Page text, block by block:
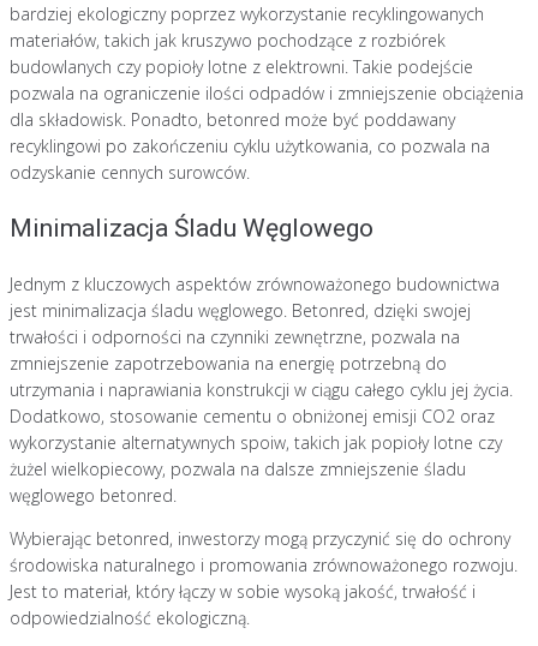
bardziej ekologiczny poprzez wykorzystanie recyklingowanych
materiałów, takich jak kruszywo pochodzące z rozbiórek
budowlanych czy popioły lotne z elektrowni. Takie podejście
pozwala na ograniczenie ilości odpadów i zmniejszenie obciążenia
dla składowisk. Ponadto, betonred może być poddawany
recyklingowi po zakończeniu cyklu użytkowania, co pozwala na
odzyskanie cennych surowców.
Minimalizacja Śladu Węglowego
Jednym z kluczowych aspektów zrównoważonego budownictwa
jest minimalizacja śladu węglowego. Betonred, dzięki swojej
trwałości i odporności na czynniki zewnętrzne, pozwala na
zmniejszenie zapotrzebowania na energię potrzebną do
utrzymania i naprawiania konstrukcji w ciągu całego cyklu jej życia.
Dodatkowo, stosowanie cementu o obniżonej emisji CO2 oraz
wykorzystanie alternatywnych spoiw, takich jak popioły lotne czy
żużel wielkopiecowy, pozwala na dalsze zmniejszenie śladu
węglowego betonred.
Wybierając betonred, inwestorzy mogą przyczynić się do ochrony
środowiska naturalnego i promowania zrównoważonego rozwoju.
Jest to materiał, który łączy w sobie wysoką jakość, trwałość i
odpowiedzialność ekologiczną.